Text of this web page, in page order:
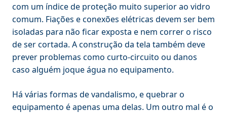
com um índice de proteção muito superior ao vidro
comum. Fiações e conexões elétricas devem ser bem
isoladas para não ficar exposta e nem correr o risco
de ser cortada. A construção da tela também deve
prever problemas como curto-circuito ou danos
caso alguém joque água no equipamento.
Há várias formas de vandalismo, e quebrar o
equipamento é apenas uma delas. Um outro mal é o